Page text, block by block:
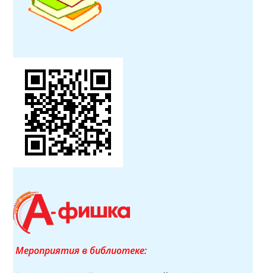
Мероприятия в библиотеке: